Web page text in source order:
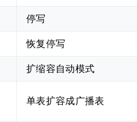
停写
恢复停写
扩缩容自动模式
单表扩容成广播表